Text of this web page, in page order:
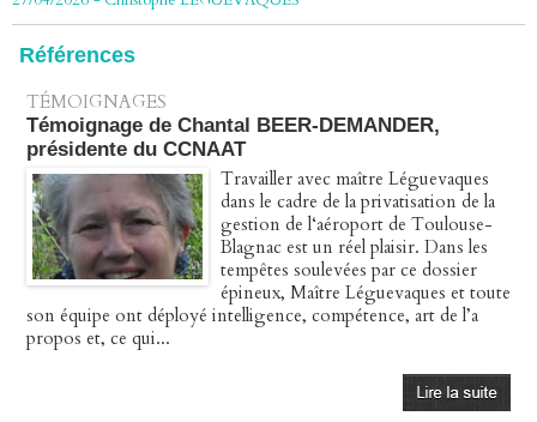
Péage autoroute : tout savoir (ou presque) sur l'action
collective ouverte le 2 avril
07/04/2026 -Christophe LEGUEVAQUES
Références
TÉMOIGNAGES
Témoignage de Chantal BEER-DEMANDER,
présidente du CCNAAT
Travailler avec maître Léguevaques
dans le cadre de la privatisation de la
gestion de l‘aéroport de Toulouse-
Blagnac est un réel plaisir. Dans les
tempêtes soulevées par ce dossier
épineux, Maître Léguevaques et toute
son équipe ont déployé intelligence, compétence, art de l’a
propos et, ce qui...